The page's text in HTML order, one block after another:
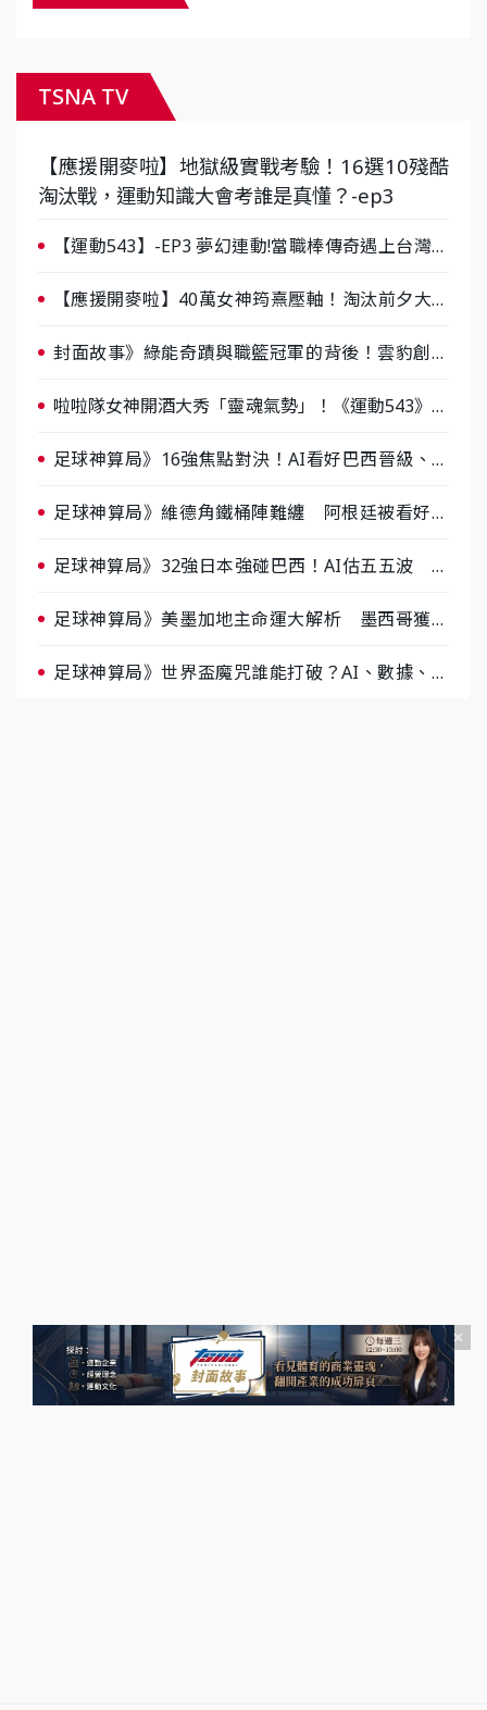
TSNA TV
【應援開麥啦】地獄級實戰考驗！16選10殘酷
淘汰戰，運動知識大會考誰是真懂？-ep3
【運動543】-EP3 夢幻連動!當職棒傳奇遇上台灣女
【應援開麥啦】40萬女神筠熹壓軸！淘汰前夕大混
封面故事》綠能奇蹟與職籃冠軍的背後！雲豹創辦
啦啦隊女神開酒大秀「靈魂氣勢」！《運動543》微
足球神算局》16強焦點對決！AI看好巴西晉級、數
足球神算局》維德角鐵桶陣難纏 阿根廷被看好下
足球神算局》32強日本強碰巴西！AI估五五波 牛
足球神算局》美墨加地主命運大解析 墨西哥獲數
足球神算局》世界盃魔咒誰能打破？AI、數據、塔